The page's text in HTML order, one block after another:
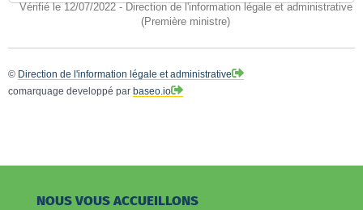
Vérifié le 12/07/2022 - Direction de l'information légale et administrative
(Première ministre)
© Direction de l'information légale et administrative
comarquage developpé par baseo.io
NOUS VOUS ACCUEILLONS